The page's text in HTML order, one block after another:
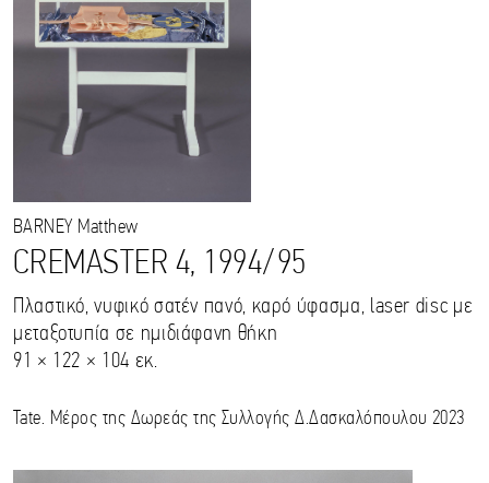
BARNEY Matthew
CREMASTER 4, 1994/95
Πλαστικό, νυφικό σατέν πανό, καρό ύφασμα, laser disc με
μεταξοτυπία σε ημιδιάφανη θήκη
91 × 122 × 104 εκ.
Tate. Μέρος της Δωρεάς της Συλλογής Δ.Δασκαλόπουλου 2023